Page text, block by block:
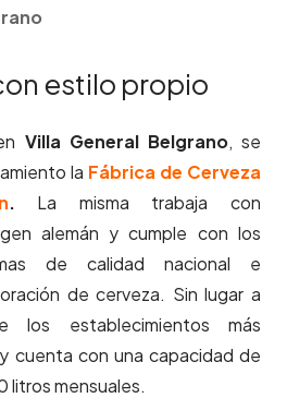
estilo propio
Villa General Belgrano, se
la Fábrica de Cerveza
. La misma trabaja con
alemán y cumple con los
de calidad nacional e
de cerveza. Sin lugar a
establecimientos más
cuenta con una capacidad de
mensuales.